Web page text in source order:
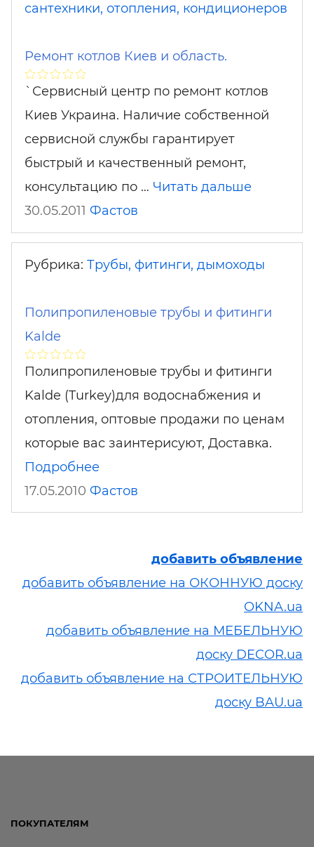
сантехники, отопления, кондиционеров
Ремонт котлов Киев и область.
`Сервисный центр по ремонт котлов
Киев Украина. Наличие собственной
сервисной службы гарантирует
быстрый и качественный ремонт,
консультацию по … Читать дальше
30.05.2011 Фастов
Рубрика: Трубы, фитинги, дымоходы
Полипропиленовые трубы и фитинги
Kalde
Полипропиленовые трубы и фитинги
Kalde (Turkey)для водоснабжения и
отопления, оптовые продажи по ценам
которые вас заинтерисуют, Доставка.
Подробнее
17.05.2010 Фастов
добавить объявление
добавить объявление на ОКОННУЮ доску
OKNA.ua
добавить объявление на МЕБЕЛЬНУЮ
доску DECOR.ua
добавить объявление на СТРОИТЕЛЬНУЮ
доску BAU.ua
ПОКУПАТЕЛЯМ